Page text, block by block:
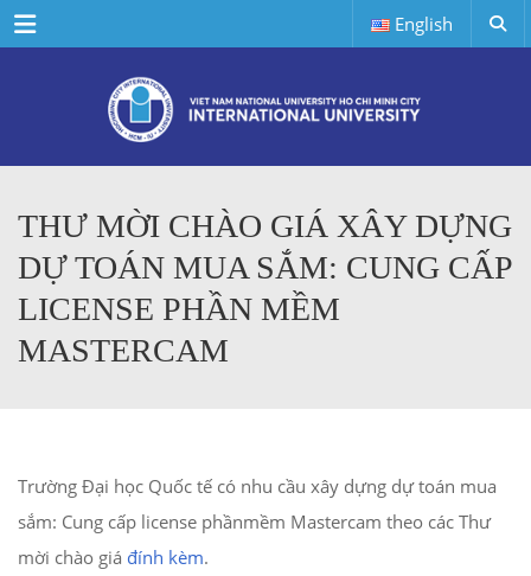
Menu English
THƯ MỜI CHÀO GIÁ XÂY DỰNG
DỰ TOÁN MUA SẮM: CUNG CẤP
LICENSE PHẦN MỀM
MASTERCAM
Trường Đại học Quốc tế có nhu cầu xây dựng dự toán mua
sắm: Cung cấp license phầnmềm Mastercam theo các Thư
mời chào giá đính kèm.